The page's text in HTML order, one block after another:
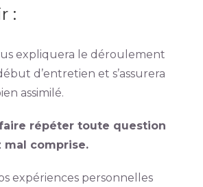
:
expliquera le déroulement
d’entretien et s’assurera
assimilé.
faire répéter toute question
mal comprise.
expériences personnelles